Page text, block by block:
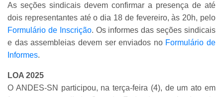
As seções sindicais devem confirmar a presença de até
dois representantes até o dia 18 de fevereiro, às 20h, pelo
Formulário de Inscrição. Os informes das seções sindicais
e das assembleias devem ser enviados no Formulário de
Informes.
LOA 2025
O ANDES-SN participou, na terça-feira (4), de um ato em